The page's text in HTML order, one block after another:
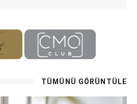
TÜMÜNÜ GÖRÜNTÜLE